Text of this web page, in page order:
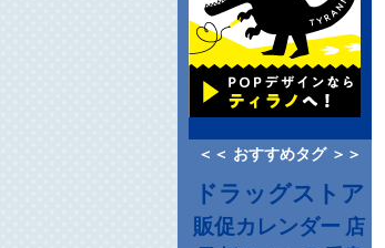
＜＜ おすすめタグ ＞＞
ドラッグストア
販促カレンダー 店